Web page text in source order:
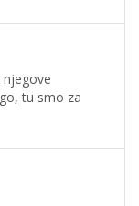
njegove
tu smo za